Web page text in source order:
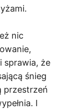
nic
sprawia, że
śnieg
przestrzeń
I